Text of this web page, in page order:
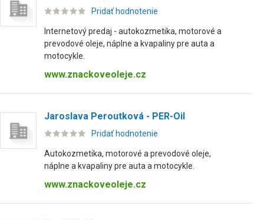
Pridať hodnotenie
Internetový predaj - autokozmetika, motorové a
prevodové oleje, náplne a kvapaliny pre auta a
motocykle.
www.znackoveoleje.cz
Jaroslava Peroutková - PER-Oil
Pridať hodnotenie
Autokozmetika, motorové a prevodové oleje,
náplne a kvapaliny pre auta a motocykle.
www.znackoveoleje.cz